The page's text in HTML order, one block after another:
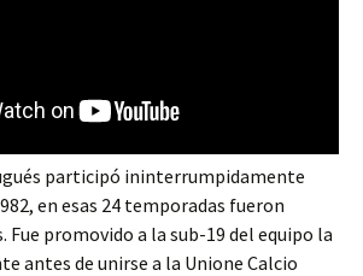
participó ininterrumpidamente
en esas 24 temporadas fueron
Fue promovido a la sub-19 del equipo la
antes de unirse a la Unione Calcio